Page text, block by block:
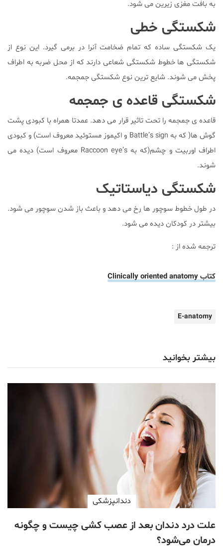
به بافت مغزی زیرین می شود.
شکستگی خطی
یک شکستگی ساده که تمام ضخامت آنرا در برمی گیرد. این نوع از
شکستگی ها خطوط شکستگی شعاعی دارند که از محل ضربه به اطراف
پخش می شوند. شایع ترین نوع شکستگی جمجمه.
شکستگی قاعده ی جمجمه
قاعده ی جمجمه را تحت تاثیر قرار می دهد. عمدتا همراه با کبودی پشت
گوش ها( که به Battle’s sign و اکیموز مستوئید‌ معروف است) و کبودی
اطراف اوربیت و چشم(که به Raccoon eye’s معروف است) دیده می
شوند.
شکستگی دیاستاتیک
در طول خطوط سوچور ها رخ می دهد و باعث باز شدن سوچور می شود.
بیشتر در کودکان دیده می شود.
ترجمه شده از :
کتاب Clinically oriented anatomy
E-anatomy
بیشتر بخوانید
دندانپزشکی
علت درد دندان بعد از عصب کشی چیست و چگونه
درمان می‌شود؟